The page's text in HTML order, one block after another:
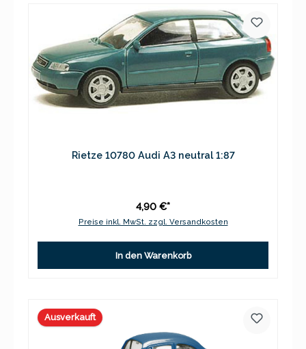
Rietze 10780 Audi A3 neutral 1:87
4,90 €*
Preise inkl. MwSt. zzgl. Versandkosten
In den Warenkorb
Ausverkauft